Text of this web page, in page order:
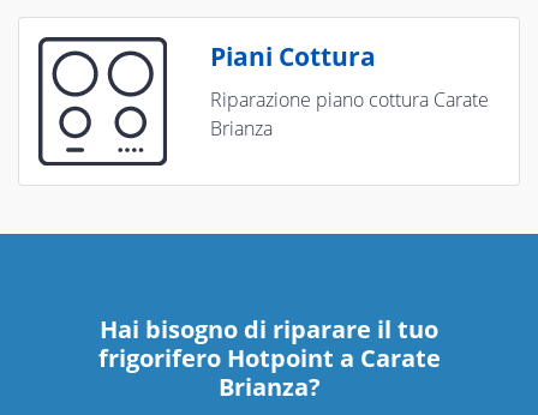
Piani Cottura
Riparazione piano cottura Carate
Brianza
Hai bisogno di riparare il tuo
frigorifero Hotpoint a Carate
Brianza?